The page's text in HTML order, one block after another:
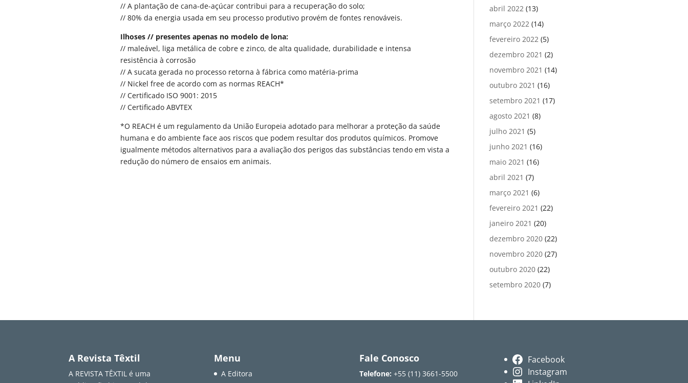
// A plantação de cana-de-açúcar contribui para a recuperação do solo;
// 80% da energia usada em seu processo produtivo provém de fontes renováveis.
Ilhoses // presentes apenas no modelo de lona:
// maleável, liga metálica de cobre e zinco, de alta qualidade, durabilidade e intensa
resistência à corrosão
// A sucata gerada no processo retorna à fábrica como matéria-prima
// Nickel free de acordo com as normas REACH*
// Certificado ISO 9001: 2015
// Certificado ABVTEX
*O REACH é um regulamento da União Europeia adotado para melhorar a proteção da saúde
humana e do ambiente face aos riscos que podem resultar dos produtos químicos. Promove
igualmente métodos alternativos para a avaliação dos perigos das substâncias tendo em vista a
redução do número de ensaios em animais.
abril 2022 (13)
março 2022 (14)
fevereiro 2022 (5)
dezembro 2021 (2)
novembro 2021 (14)
outubro 2021 (16)
setembro 2021 (17)
agosto 2021 (8)
julho 2021 (5)
junho 2021 (16)
maio 2021 (16)
abril 2021 (7)
março 2021 (6)
fevereiro 2021 (22)
janeiro 2021 (20)
dezembro 2020 (22)
novembro 2020 (27)
outubro 2020 (22)
setembro 2020 (7)
A Revista Têxtil
A REVISTA TÊXTIL é uma
Menu
A Editora
Fale Conosco
Telefone: +55 (11) 3661-5500
Facebook
Instagram